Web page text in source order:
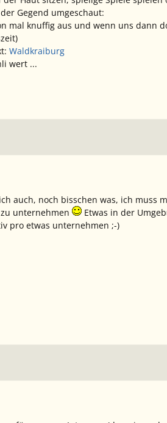
Gegend umgeschaut:
mal knuffig aus und wenn uns dann
Waldkraiburg
wert ...
auch, noch bisschen was, ich muss
unternehmen
Etwas in der
pro etwas unternehmen ;-)